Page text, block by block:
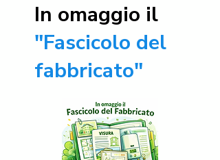
In omaggio il
"Fascicolo del
fabbricato"